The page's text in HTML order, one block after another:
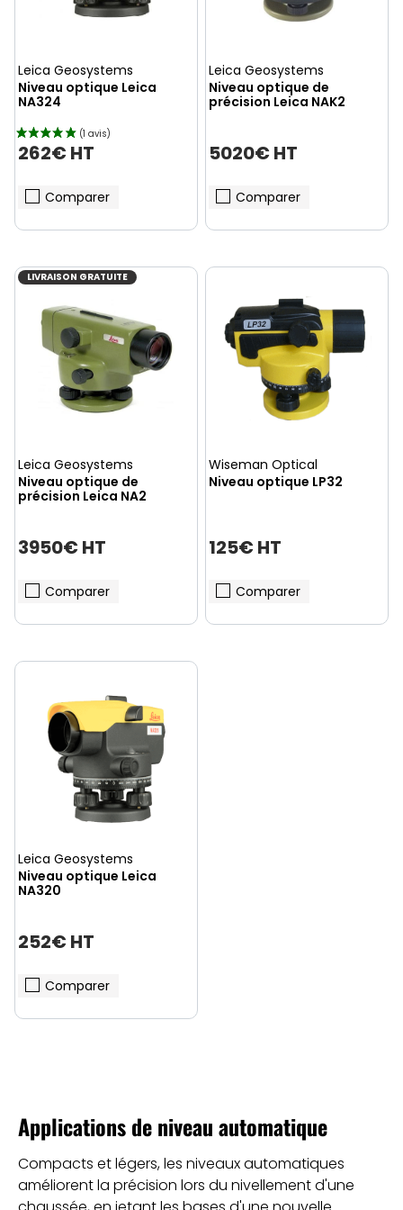
Leica Geosystems
Niveau optique Leica
NA324
262€ HT
Comparer
Leica Geosystems
Niveau optique de
précision Leica NAK2
5020€ HT
Comparer
LIVRAISON GRATUITE
Leica Geosystems
Niveau optique de
précision Leica NA2
3950€ HT
Comparer
Wiseman Optical
Niveau optique LP32
125€ HT
Comparer
Leica Geosystems
Niveau optique Leica
NA320
252€ HT
Comparer
Applications de niveau automatique
Compacts et légers, les niveaux automatiques
améliorent la précision lors du nivellement d'une